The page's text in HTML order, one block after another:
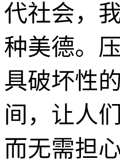
代社会，
种美德。
具破坏性
间，让人
而无需担